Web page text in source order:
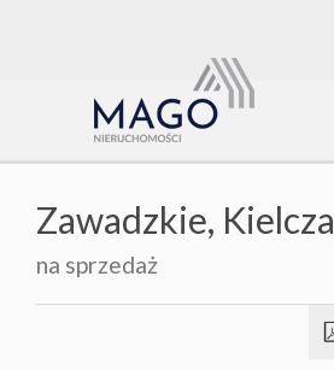
Zawadzkie, Kielcza
na sprzedaż